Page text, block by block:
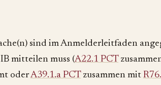
sind im Anmelderleitfaden
mitteilen muss (A22.1 PCT
oderA39.1.a PCTzusammen mit